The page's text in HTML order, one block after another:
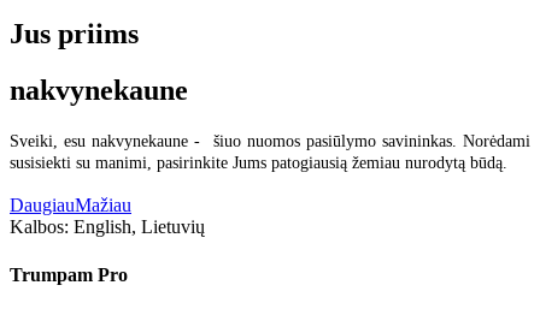
Jus priims
nakvynekaune
Sveiki, esu nakvynekaune - šiuo nuomos pasiūlymo savininkas. Norėdami
susisiekti su manimi, pasirinkite Jums patogiausią žemiau nurodytą būdą.
DaugiauMažiau
Kalbos: English, Lietuvių
Trumpam Pro